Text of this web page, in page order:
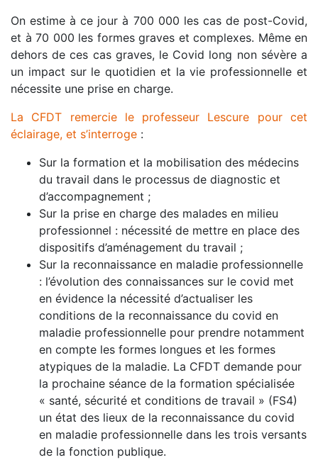
On estime à ce jour à 700 000 les cas de post-Covid,
et à 70 000 les formes graves et complexes. Même en
dehors de ces cas graves, le Covid long non sévère a
un impact sur le quotidien et la vie professionnelle et
nécessite une prise en charge.
La CFDT remercie le professeur Lescure pour cet
éclairage, et s’interroge :
Sur la formation et la mobilisation des médecins
du travail dans le processus de diagnostic et
d’accompagnement ;
Sur la prise en charge des malades en milieu
professionnel : nécessité de mettre en place des
dispositifs d’aménagement du travail ;
Sur la reconnaissance en maladie professionnelle
: l’évolution des connaissances sur le covid met
en évidence la nécessité d’actualiser les
conditions de la reconnaissance du covid en
maladie professionnelle pour prendre notamment
en compte les formes longues et les formes
atypiques de la maladie. La CFDT demande pour
la prochaine séance de la formation spécialisée
« santé, sécurité et conditions de travail » (FS4)
un état des lieux de la reconnaissance du covid
en maladie professionnelle dans les trois versants
de la fonction publique.